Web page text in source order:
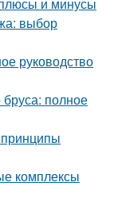
и минусы
выбор
руководство
полное
комплексы